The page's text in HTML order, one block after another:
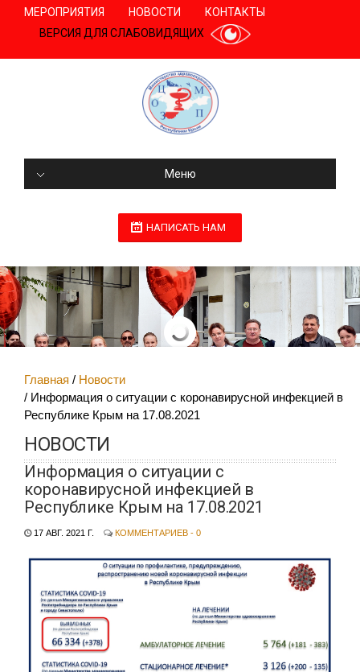
МЕРОПРИЯТИЯ НОВОСТИ
КОНТАКТЫ
ВЕРСИЯ ДЛЯ СЛАБОВИДЯЩИХ
Меню
НАПИСАТЬ НАМ
Главная
Новости
Информация о ситуации с коронавирусной инфекцией в
Республике Крым на 17.08.2021
НОВОСТИ
Информация о ситуации с
коронавирусной инфекцией в
Республике Крым на 17.08.2021
17 АВГ. 2021 Г. КОММЕНТАРИЕВ - 0